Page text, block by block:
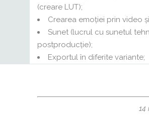
(creare LUT);
Crearea emoției prin video
Sunet (lucrul cu sunetul
postproducție);
Exportul în diferite variante;
14